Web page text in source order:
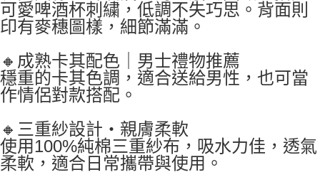
可愛啤酒杯刺繍，低調不失巧思。背面則
印有麥穗圖樣，細節滿滿。
🔸成熟卡其配色｜男士禮物推薦
穩重的卡其色調，適合送給男性，也可當
作情侶對款搭配。
🔸三重紗設計・親膚柔軟
使用100%純棉三重紗布，吸水力佳，透氣
柔軟，適合日常攜帶與使用。